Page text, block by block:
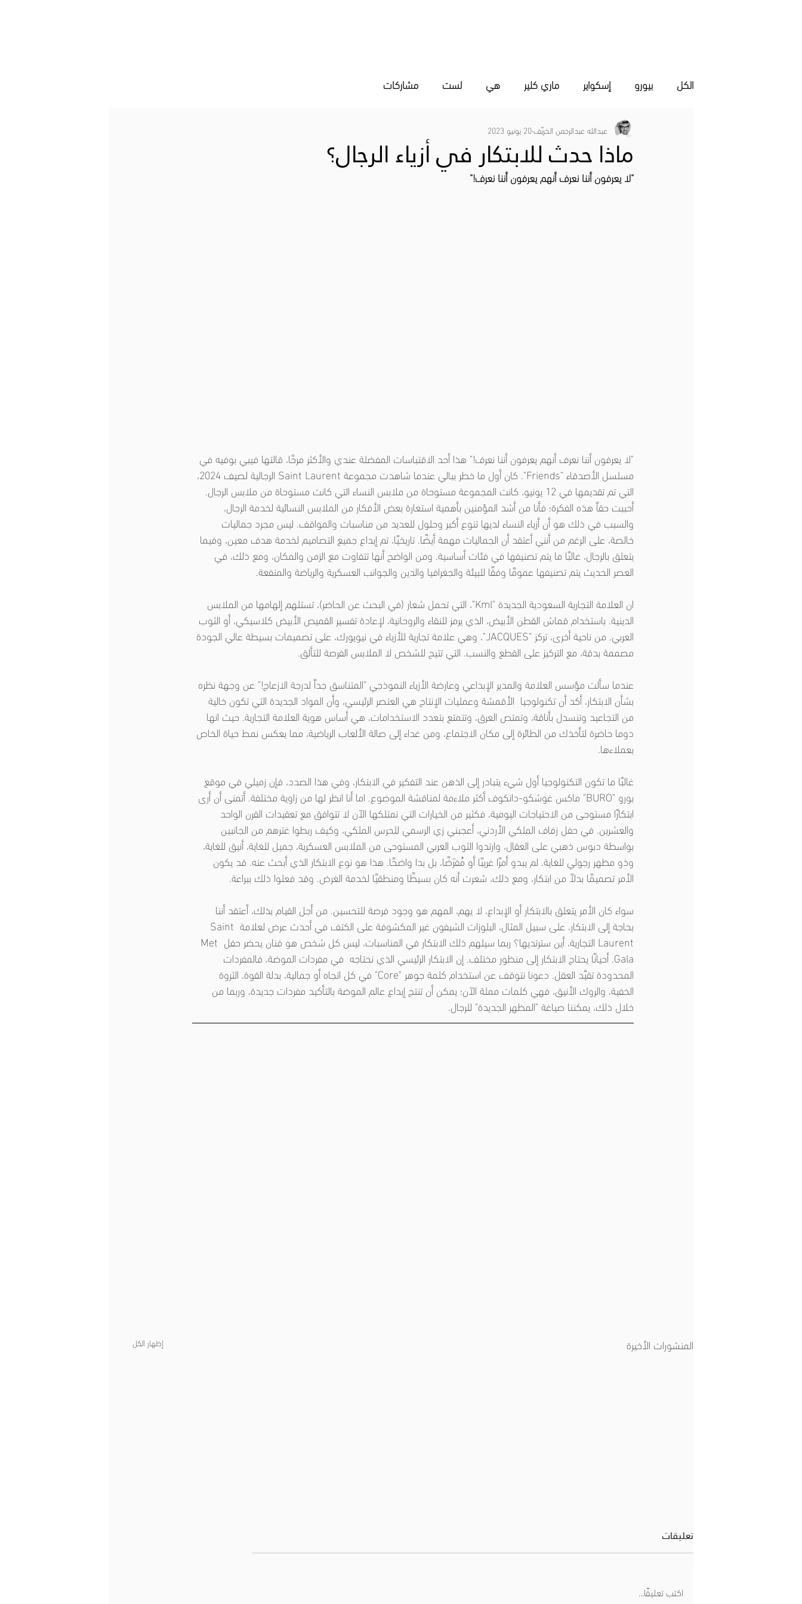
الكل بيورو إسكواير ماري كلير هي لست مشاركات
ماذا حدث للابتكار في أزياء الرجال؟
عبدالله عبدالرحمن الخريّف20 يونيو 2023
"لا يعرفون أننا نعرف أنهم يعرفون أننا نعرف!"
"لا يعرفون أننا نعرف أنهم يعرفون أننا نعرف!" هذا أحد الاقتباسات المفضلة عندي والأكثر مرحًا، قالتها فيبي بوفيه في
مسلسل الأصدقاء "Friends". كان أول ما خطر ببالي عندما شاهدت مجموعة Saint Laurent الرجالية لصيف 2024،
التي تم تقديمها في 12 يونيو، كانت المجموعة مستوحاة من ملابس النساء التي كانت مستوحاة من ملابس الرجال.
أحببت حقاً هذه الفكرة؛ فأنا من أشد المؤمنين بأهمية استعارة بعض الأفكار من الملابس النسائية لخدمة الرجال،
والسبب في ذلك هو أن أزياء النساء لديها تنوع أكبر وحلول للعديد من مناسبات والمواقف. ليس مجرد جماليات
خالصة، على الرغم من أنني أعتقد أن الجماليات مهمة أيضًا. تاريخيًا، تم إبداع جميع التصاميم لخدمة هدف معين، وفيما
يتعلق بالرجال، غالبًا ما يتم تصنيفها في فئات أساسية. ومن الواضح أنها تتفاوت مع الزمن والمكان، ومع ذلك، في
العصر الحديث يتم تصنيفها عمومًا وفقًا للبيئة والجغرافيا والدين والجوانب العسكرية والرياضة والمنفعة.
ان العلامة التجارية السعودية الجديدة "Kml"، التي تحمل شعار (في البحث عن الحاضر)، تستلهم إلهامها من الملابس
الدينية. باستخدام قماش القطن الأبيض، الذي يرمز للنقاء والروحانية، لإعادة تفسير القميص الأبيض كلاسيكي، أو الثوب
العربي. من ناحية أخرى، تركز "JACQUES"، وهي علامة تجارية للأزياء في نيويورك، على تصميمات بسيطة عالي الجودة
مصممة بدقة، مع التركيز على القطع والنسب. التي تتيح للشخص لا الملابس الفرصة للتألق.
عندما سألت مؤسس العلامة والمدير الإبداعي وعارضة الأزياء النموذجي "المتناسق جداً لدرجة الازعاج!" عن وجهة نظره
بشأن الابتكار، أكد أن تكنولوجيا  الأقمشة وعمليات الإنتاج هي العنصر الرئيسي، وأن المواد الجديدة التي تكون خالية
من التجاعيد وتنسدل بأناقة، وتمتص العرق، وتتمتع بتعدد الاستخدامات، هي أساس هوية العلامة التجارية. حيث انها
دوما حاضرة لتأخذك من الطائرة إلى مكان الاجتماع، ومن غداء إلى صالة الألعاب الرياضية، مما يعكس نمط حياة الخاص
بعملاءها.
غالبًا ما تكون التكنولوجيا أول شيء يتبادر إلى الذهن عند التفكير في الابتكار، وفي هذا الصدد، فإن زميلي في موقع
بورو "BURO" ماكس غوشكو-دانكوف أكثر ملاءمة لمناقشة الموضوع. اما أنا انظر لها من زاوية مختلفة. أتمنى أن أرى
ابتكارًا مستوحى من الاحتياجات اليومية، فكثير من الخيارات التي نمتلكها الآن لا تتوافق مع تعقيدات القرن الواحد
والعشرين. في حفل زفاف الملكي الأردني، أعجبني زي الرسمي للحرس الملكي، وكيف ربطوا غترهم من الجانبين
بواسطة دبوس ذهبي على العقال، وارتدوا الثوب العربي المستوحى من الملابس العسكرية، جميل للغاية، أنيق للغاية،
وذو مظهر رجولي للغاية. لم يبدو أمرًا غريبًا أو مُفرَضًا، بل بدا واضحًا. هذا هو نوع الابتكار الذي أبحث عنه. قد يكون
الأمر تصميمًا بدلاً من ابتكار، ومع ذلك، شعرت أنه كان بسيطًا ومنطقيًا لخدمة الغرض. وقد فعلوا ذلك ببراعة.
سواء كان الأمر يتعلق بالابتكار أو الإبداع، لا يهم، المهم هو وجود فرصة للتحسين. من أجل القيام بذلك، أعتقد أننا
بحاجة إلى الابتكار، على سبيل المثال، البلوزات الشيفون غير المكشوفة على الكتف في أحدث عرض لعلامة Saint
Laurent التجارية، أين سترتديها؟ ربما سيلهم ذلك الابتكار في المناسبات، ليس كل شخص هو فنان يحضر حفل Met
Gala. أحيانًا يحتاج الابتكار إلى منظور مختلف. إن الابتكار الرئيسي الذي نحتاجه  في مفردات الموضة، فالمفردات
المحدودة تقيّد العقل. دعونا نتوقف عن استخدام كلمة جوهر "Core" في كل اتجاه أو جمالية، بدلة القوة، الثروة
الخفية، والروك الأنيق، فهي كلمات مملة الآن؛ يمكن أن تنتج إبداع عالم الموضة بالتأكيد مفردات جديدة، وربما من
خلال ذلك، يمكننا صياغة "المظهر الجديدة" للرجال.
المنشورات الأخيرة إظهار الكل
تعليقات
اكتب تعليقًا...